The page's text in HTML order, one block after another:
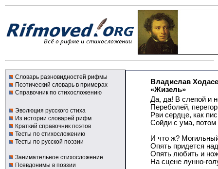
Словарь разновидностей рифмы
Поэтический словарь в примерах
Справочник по стихосложению
Эволюция русского стиха
Из истории словарей рифм
Краткий справочник поэтов
Тесты по стихосложению
Тесты по русской поэзии
Занимательное стихосложение
Псевдонимы в поэзии
Владислав
«Жизель»
Да, да! В слепой и
Переболей,
Рви сердце, как
Сойди с ума, потом
И что ж?
Опять придется
Опять любить и
На сцене лунно-